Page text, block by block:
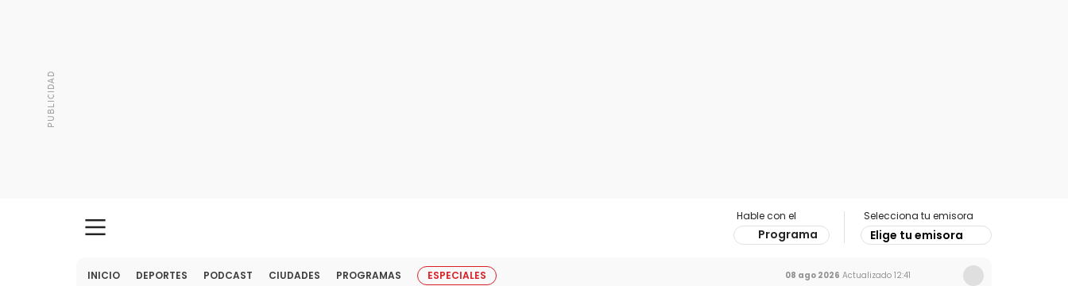
Hable con el
Programa
Selecciona tu emisora
Elige tu emisora
INICIO DEPORTES PODCAST CIUDADES PROGRAMAS ESPECIALES 08 ago 2026 Actualizado 12:41